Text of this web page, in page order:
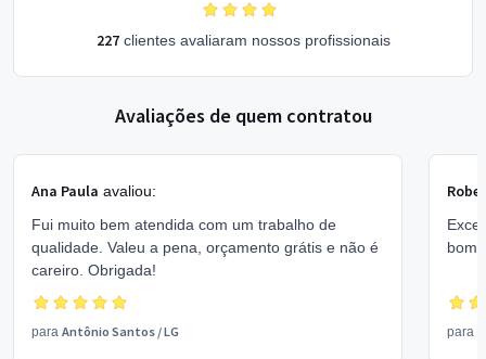
227clientes avaliaram nossos profissionais
Avaliações de quem contratou
Ana Paula avaliou:
Fui muito bem atendida com um trabalho de
qualidade. Valeu a pena, orçamento grátis e não é
careiro. Obrigada!
para Antônio Santos /LG
bom
para